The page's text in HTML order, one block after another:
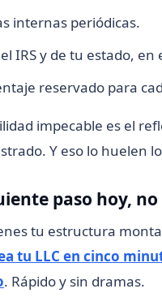
internas periódicas.
IRS y de tu estado, en
reservado para
impecable es el
Y eso lo huelen
paso hoy,
tu estructura
tu LLC en cinco
. Rápido y sin dramas.